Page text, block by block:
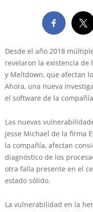
Desde el año 2018
revelaron la existencia de
y Meltdown, que afectan
Ahora, una nueva
el software de la
Las nuevas
Jesse Michael de la firma
la compañía, afectan
diagnóstico de los
otra falla presente en el
estado sólido.
La vulnerabilidad en la